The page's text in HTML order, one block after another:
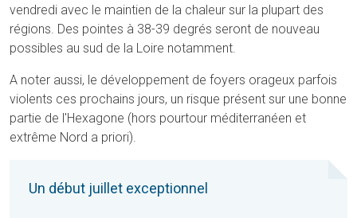
vendredi avec le maintien de la chaleur sur la plupart des
régions. Des pointes à 38-39 degrés seront de nouveau
possibles au sud de la Loire notamment.
A noter aussi, le développement de foyers orageux parfois
violents ces prochains jours, un risque présent sur une bonne
partie de l'Hexagone (hors pourtour méditerranéen et
extrême Nord a priori).
Un début juillet exceptionnel